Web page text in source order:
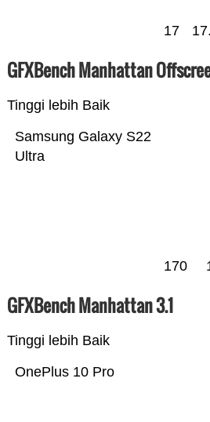
17
GFXBench Manhattan
Tinggi lebih Baik
Samsung Galaxy S22
Ultra
170
GFXBench Manhattan 3.1
Tinggi lebih Baik
OnePlus 10 Pro